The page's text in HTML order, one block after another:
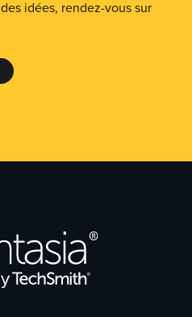
idées, rendez-vous sur